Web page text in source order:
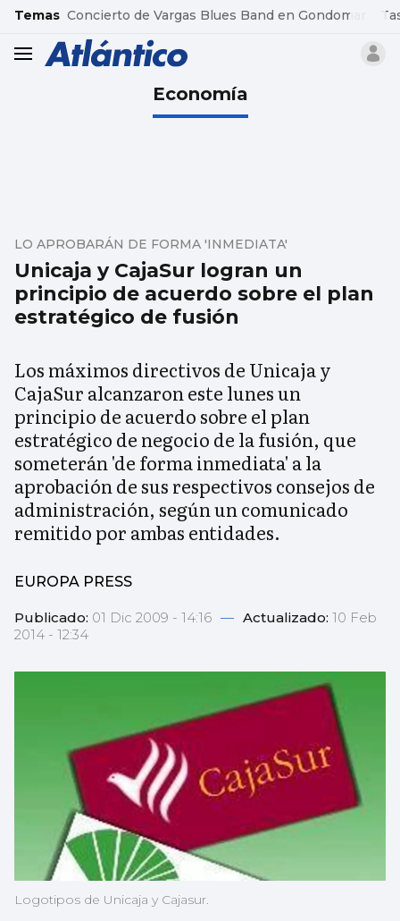
common.go-to-content
Temas Concierto de Vargas Blues Band en Gondomar
header.menu.open
Economía
Unicaja y CajaSur logran un
principio de acuerdo sobre el plan
estratégico de fusión
LO APROBARÁN DE FORMA 'INMEDIATA'
Los máximos directivos de Unicaja y
CajaSur alcanzaron este lunes un
principio de acuerdo sobre el plan
estratégico de negocio de la fusión, que
someterán 'de forma inmediata' a la
aprobación de sus respectivos consejos de
administración, según un comunicado
remitido por ambas entidades.
EUROPA PRESS
Publicado: 01 Dic 2009 - 14:16 — Actualizado: 10 Feb
2014 - 12:34
Logotipos de Unicaja y Cajasur.